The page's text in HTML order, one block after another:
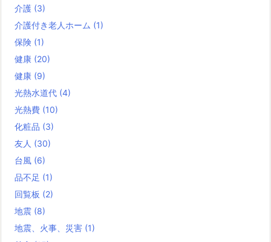
介護 (3)
介護付き老人ホーム (1)
保険 (1)
健康 (20)
健康 (9)
光熱水道代 (4)
光熱費 (10)
化粧品 (3)
友人 (30)
台風 (6)
品不足 (1)
回覧板 (2)
地震 (8)
地震、火事、災害 (1)